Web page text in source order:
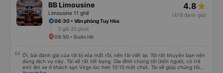
BB Limousine
Limousine 11 ghế
4.8
(479 đánh giá)
06:30 • Văn phòng Tuy Hòa
3 giờ 20 phút
09:50 • Buôn Hồ
Ôi, bài đánh giá của tôi bị xóa mất rồi, nên tôi viết lại. Tôi rất khuyên bạn nên
dùng dịch vụ này. Tài xế rất tốt bụng. Gia đình chúng tôi (bốn người, có trẻ
em) lên xe ở khách sạn Virgo lúc hơn 10:10 một chút. Tài xế giúp chúng tôi